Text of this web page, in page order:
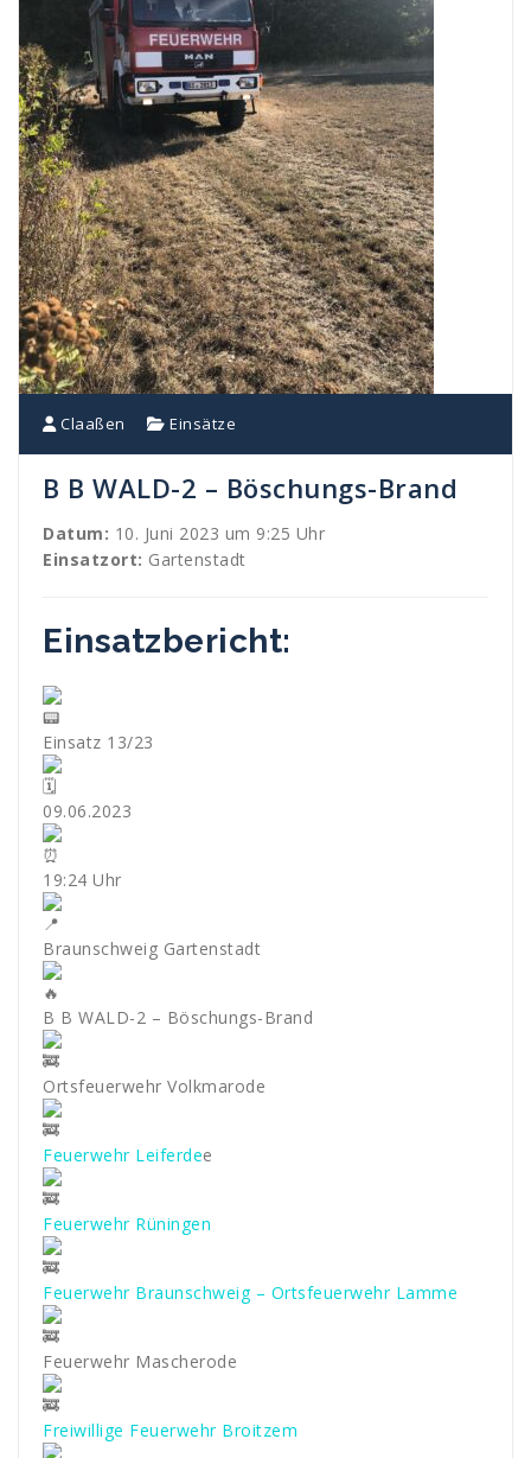
Claaßen Einsätze
B B WALD-2 – Böschungs-Brand
Datum: 10. Juni 2023 um 9:25 Uhr
Einsatzort: Gartenstadt
Einsatzbericht:
Einsatz 13/23
09.06.2023
19:24 Uhr
Braunschweig Gartenstadt
B B WALD-2 – Böschungs-Brand
Ortsfeuerwehr Volkmarode
Feuerwehr Leiferdee
Feuerwehr Rüningen
Feuerwehr Braunschweig – Ortsfeuerwehr Lamme
Feuerwehr Mascherode
Freiwillige Feuerwehr Broitzem